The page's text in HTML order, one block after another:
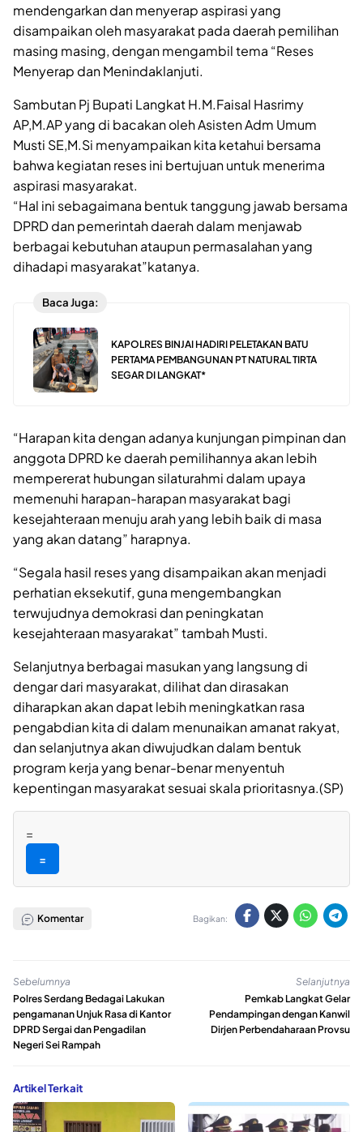
mendengarkan dan menyerap aspirasi yang
disampaikan oleh masyarakat pada daerah pemilihan
masing masing, dengan mengambil tema “Reses
Menyerap dan Menindaklanjuti.
Sambutan Pj Bupati Langkat H.M.Faisal Hasrimy
AP,M.AP yang di bacakan oleh Asisten Adm Umum
Musti SE,M.Si menyampaikan kita ketahui bersama
bahwa kegiatan reses ini bertujuan untuk menerima
aspirasi masyarakat.
“Hal ini sebagaimana bentuk tanggung jawab bersama
DPRD dan pemerintah daerah dalam menjawab
berbagai kebutuhan ataupun permasalahan yang
dihadapi masyarakat”katanya.
Baca Juga:
KAPOLRES BINJAI HADIRI PELETAKAN BATU
PERTAMA PEMBANGUNAN PT NATURAL TIRTA
SEGAR DI LANGKAT*
“Harapan kita dengan adanya kunjungan pimpinan dan
anggota DPRD ke daerah pemilihannya akan lebih
mempererat hubungan silaturahmi dalam upaya
memenuhi harapan-harapan masyarakat bagi
kesejahteraan menuju arah yang lebih baik di masa
yang akan datang” harapnya.
“Segala hasil reses yang disampaikan akan menjadi
perhatian eksekutif, guna mengembangkan
terwujudnya demokrasi dan peningkatan
kesejahteraan masyarakat” tambah Musti.
Selanjutnya berbagai masukan yang langsung di
dengar dari masyarakat, dilihat dan dirasakan
diharapkan akan dapat lebih meningkatkan rasa
pengabdian kita di dalam menunaikan amanat rakyat,
dan selanjutnya akan diwujudkan dalam bentuk
program kerja yang benar-benar menyentuh
kepentingan masyarakat sesuai skala prioritasnya.(SP)
=
=
Komentar Bagikan:
Sebelumnya
Polres Serdang Bedagai Lakukan
pengamanan Unjuk Rasa di Kantor
DPRD Sergai dan Pengadilan
Negeri Sei Rampah
Selanjutnya
Pemkab Langkat Gelar
Pendampingan dengan Kanwil
Dirjen Perbendaharaan Provsu
Artikel Terkait